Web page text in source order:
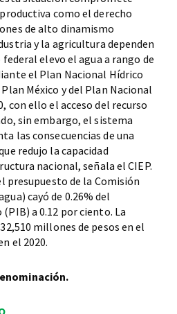
como el derecho
de alto dinamismo
y la agricultura dependen
elevo el agua a rango de
el Plan Nacional Hídrico
México y del Plan Nacional
con ello el acceso del recurso
sin embargo, el sistema
las consecuencias de una
redujo la capacidad
nacional, señala el CIEP.
presupuesto de la Comisión
cayó de 0.26% del
a 0.12 por ciento. La
millones de pesos en el
el 2020.